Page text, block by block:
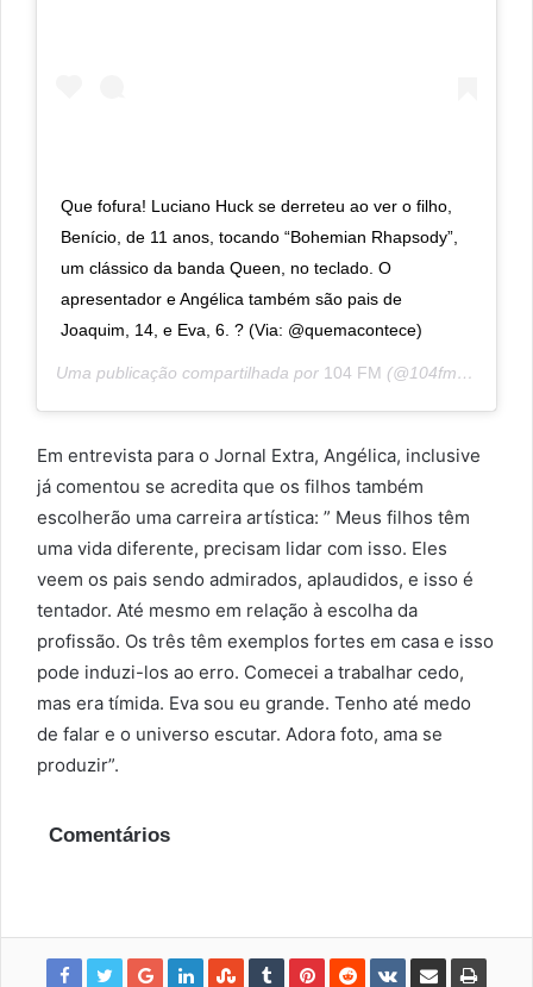
Que fofura! Luciano Huck se derreteu ao ver o filho,
Benício, de 11 anos, tocando “Bohemian Rhapsody”,
um clássico da banda Queen, no teclado. O
apresentador e Angélica também são pais de
Joaquim, 14, e Eva, 6. ? (Via: @quemacontece)
Uma publicação compartilhada por 104 FM (@104fm) em
Em entrevista para o Jornal Extra, Angélica, inclusive
já comentou se acredita que os filhos também
escolherão uma carreira artística: ” Meus filhos têm
uma vida diferente, precisam lidar com isso. Eles
veem os pais sendo admirados, aplaudidos, e isso é
tentador. Até mesmo em relação à escolha da
profissão. Os três têm exemplos fortes em casa e isso
pode induzi-los ao erro. Comecei a trabalhar cedo,
mas era tímida. Eva sou eu grande. Tenho até medo
de falar e o universo escutar. Adora foto, ama se
produzir”.
Comentários